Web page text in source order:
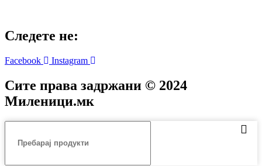
Следете не:
Facebook Instagram
Сите права задржани © 2024
Mиленици.мк